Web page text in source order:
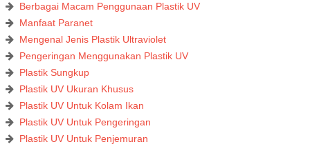
Berbagai Macam Penggunaan Plastik UV
Manfaat Paranet
Mengenal Jenis Plastik Ultraviolet
Pengeringan Menggunakan Plastik UV
Plastik Sungkup
Plastik UV Ukuran Khusus
Plastik UV Untuk Kolam Ikan
Plastik UV Untuk Pengeringan
Plastik UV Untuk Penjemuran